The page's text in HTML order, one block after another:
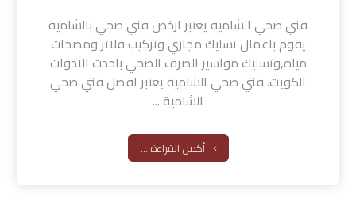
فني صحي الشامية يعتبر ارخص فني صحي بالشامية
يقوم باعمال تسليك مجاري وتركيب فلاتر ومضخات
مياه,وتسليك مواسير الصرف الصحي باحدث الادوات
الكويت. فني صحي الشامية يعتبر افضل فني صحي
الشامية ...
أكمل القراءة ...